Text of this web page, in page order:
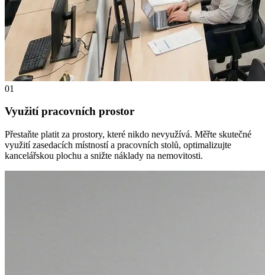
01
Využití pracovních prostor
Přestaňte platit za prostory, které nikdo nevyužívá. Měřte skutečné
využití zasedacích místností a pracovních stolů, optimalizujte
kancelářskou plochu a snižte náklady na nemovitosti.